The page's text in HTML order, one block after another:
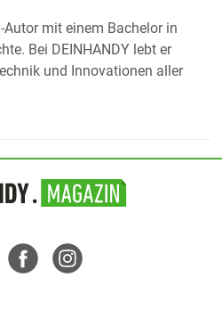
mit einem Bachelor in
Bei DEINHANDY lebt er
und Innovationen aller